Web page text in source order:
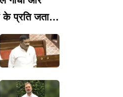
के प्रति जताया